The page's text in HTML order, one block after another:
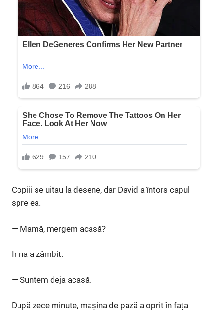
Copiii se uitau la desene, dar David a întors capul
spre ea.
— Mamă, mergem acasă?
Irina a zâmbit.
— Suntem deja acasă.
După zece minute, mașina de pază a oprit în fața